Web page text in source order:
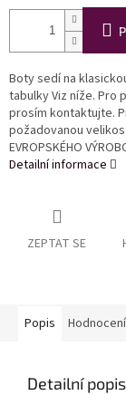
Boty sedí na
tabulky Viz níže. Pro
prosím kontaktujte.
požadovanou velikost
EVROPSKÉHO
Detailní informace
ZEPTAT SE
Popis Hodnocení
Detailní